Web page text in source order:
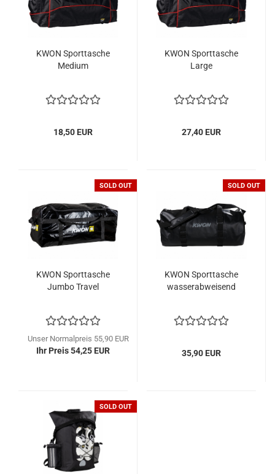
KWON Sporttasche
Medium
18,50 EUR
KWON Sporttasche
Large
27,40 EUR
SOLD OUT
KWON Sporttasche
Jumbo Travel
Unser Normalpreis 55,90 EUR
Ihr Preis 54,25 EUR
SOLD OUT
KWON Sporttasche
wasserabweisend
35,90 EUR
SOLD OUT